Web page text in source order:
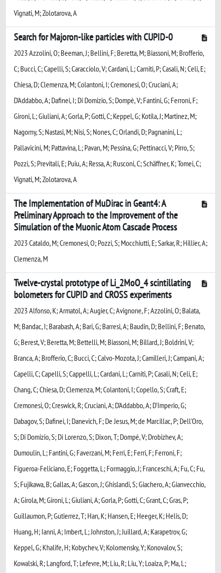
Vignati, M; Zolotarova, A
Search for Majoron-like particles with CUPID-0
2023 Azzolini, O; Beeman, J; Bellini, F; Beretta, M; Biassoni, M; Brofferio,
C; Bucci, C; Capelli, S; Caracciolo, V; Cardani, L; Carniti, P; Casali, N; Celi, E;
Chiesa, D; Clemenza, M; Colantoni, I; Cremonesi, O; Cruciani, A;
D'Addabbo, A; Dafinei, I; Di Domizio, S; Dompè, V; Fantini, G; Ferroni, F;
Gironi, L; Giuliani, A; Gorla, P; Gotti, C; Keppel, G; Kotila, J; Martinez, M;
Nagorny, S; Nastasi, M; Nisi, S; Nones, C; Orlandi, D; Pagnanini, L;
Pallavicini, M; Pattavina, L; Pavan, M; Pessina, G; Pettinacci, V; Pirro, S;
Pozzi, S; Previtali, E; Puiu, A; Ressa, A; Rusconi, C; Schäffner, K; Tomei, C;
Vignati, M; Zolotarova, A
The Implementation of MuDirac in Geant4: A
Preliminary Approach to the Improvement of the
Simulation of the Muonic Atom Cascade Process
2023 Cataldo, M; Cremonesi, O; Pozzi, S; Mocchiutti, E; Sarkar, R; Hillier, A;
Clemenza, M
Twelve-crystal prototype of Li_2MoO_4 scintillating
bolometers for CUPID and CROSS experiments
2023 Alfonso, K; Armatol, A; Augier, C; Avignone, F; Azzolini, O; Balata,
M; Bandac, I; Barabash, A; Bari, G; Barresi, A; Baudin, D; Bellini, F; Benato,
G; Berest, V; Beretta, M; Bettelli, M; Biassoni, M; Billard, J; Boldrini, V;
Branca, A; Brofferio, C; Bucci, C; Calvo-Mozota, J; Camilleri, J; Campani, A;
Capelli, C; Capelli, S; Cappelli, L; Cardani, L; Carniti, P; Casali, N; Celi, E;
Chang, C; Chiesa, D; Clemenza, M; Colantoni, I; Copello, S; Craft, E;
Cremonesi, O; Creswick, R; Cruciani, A; D'Addabbo, A; D'Imperio, G;
Dabagov, S; Dafinei, I; Danevich, F; De Jesus, M; de Marcillac, P; Dell'Oro,
S; Di Domizio, S; Di Lorenzo, S; Dixon, T; Dompé, V; Drobizhev, A;
Dumoulin, L; Fantini, G; Faverzani, M; Ferri, E; Ferri, F; Ferroni, F;
Figueroa-Feliciano, E; Foggetta, L; Formaggio, J; Franceschi, A; Fu, C; Fu,
S; Fujikawa, B; Gallas, A; Gascon, J; Ghislandi, S; Giachero, A; Gianvecchio,
A; Girola, M; Gironi, L; Giuliani, A; Gorla, P; Gotti, C; Grant, C; Gras, P;
Guillaumon, P; Gutierrez, T; Han, K; Hansen, E; Heeger, K; Helis, D;
Huang, H; Ianni, A; Imbert, L; Johnston, J; Juillard, A; Karapetrov, G;
Keppel, G; Khalife, H; Kobychev, V; Kolomensky, Y; Konovalov, S;
Kowalski, R; Langford, T; Lefevre, M; Liu, R; Liu, Y; Loaiza, P; Ma, L;